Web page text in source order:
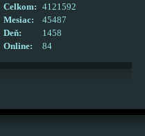
Online: 84
Celkom:
4121592
Mesiac:
45487
Deň:
1458